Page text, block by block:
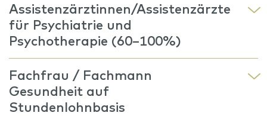
Assistenzärztinnen/Assistenzärzte
für Psychiatrie und
Psychotherapie (60–100%)
Fachfrau / Fachmann
Gesundheit auf
Stundenlohnbasis